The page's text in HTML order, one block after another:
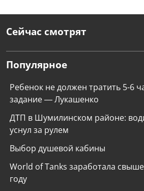
Сейчас смотрят
Популярное
Ребенок не должен тратить 5-6
задание — Лукашенко
ДТП в Шумилинском районе:
уснул за рулем
Выбор душевой кабины
World of Tanks заработала
году